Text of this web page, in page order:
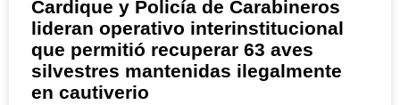
Cardique y Policía de Carabineros
lideran operativo interinstitucional
que permitió recuperar 63 aves
silvestres mantenidas ilegalmente
en cautiverio